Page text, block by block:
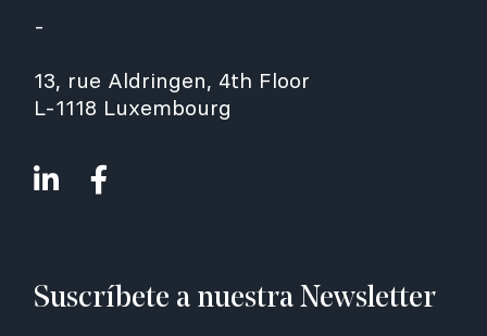
-
13, rue Aldringen, 4th Floor
L-1118 Luxembourg
Suscríbete a nuestra Newsletter